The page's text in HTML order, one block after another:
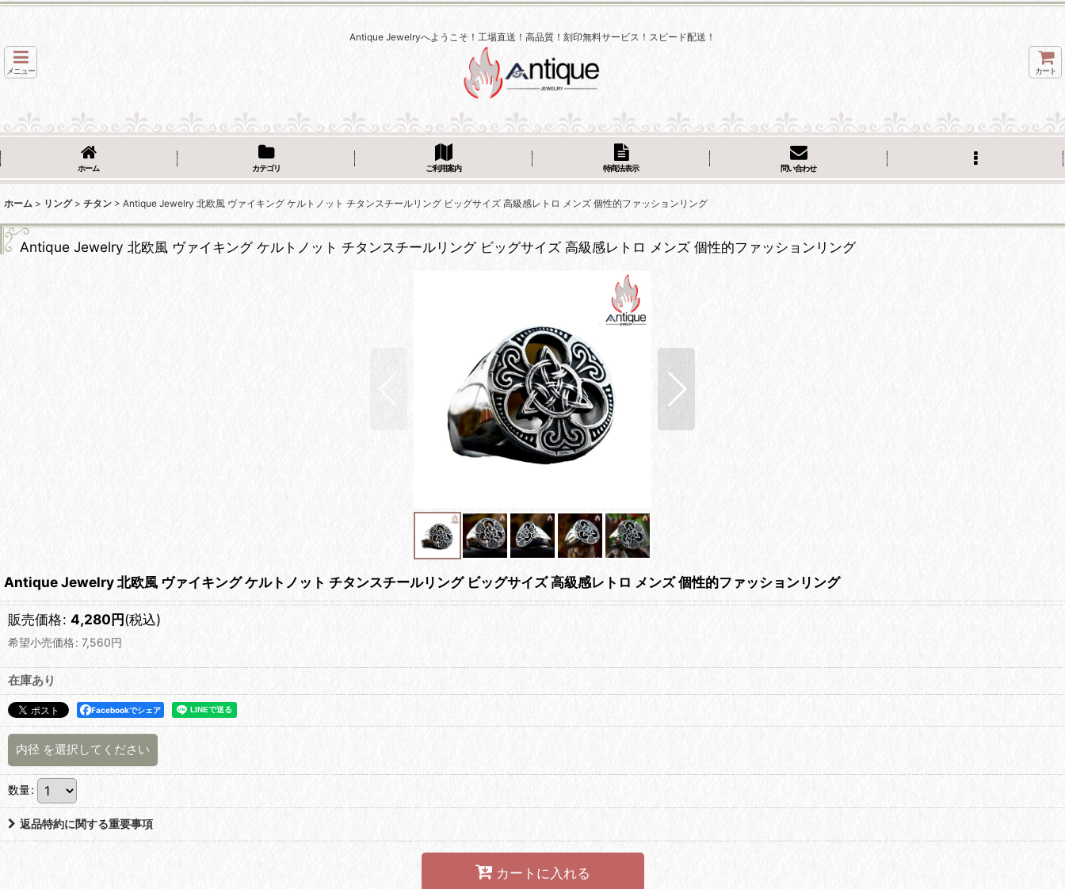
Antique Jewelryへようこそ！工場直送！高品質！刻印無料サービス！スピード配送！
メニュー カート
ホーム カテゴリ ご利用案内 特商法表示 問い合わせ
ホーム > リング > チタン > Antique Jewelry 北欧風 ヴァイキング ケルトノット チタンスチールリング ビッグサイズ 高級感レトロ メンズ 個性的ファッションリング
Antique Jewelry 北欧風 ヴァイキング ケルトノット チタンスチールリング ビッグサイズ 高級感レトロ メンズ 個性的ファッションリング
Antique Jewelry 北欧風 ヴァイキング ケルトノット チタンスチールリング ビッグサイズ 高級感レトロ メンズ 個性的ファッションリング
販売価格: 4,280円(税込)
希望小売価格: 7,560円
在庫あり
Facebookでシェア
内径 を選択してください
数量:
返品特約に関する重要事項
カートに入れる